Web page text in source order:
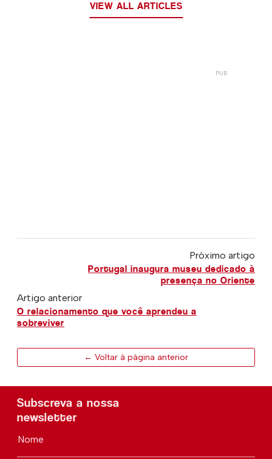
VIEW ALL ARTICLES
Próximo artigo
Portugal inaugura museu dedicado à
presença no Oriente
Artigo anterior
O relacionamento que você aprendeu a
sobreviver
← Voltar à página anterior
Subscreva a nossa
newsletter
Nome